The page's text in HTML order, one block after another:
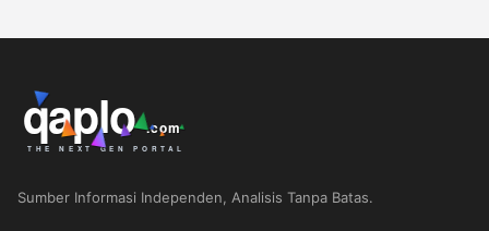
Sumber Informasi Independen, Analisis Tanpa Batas.